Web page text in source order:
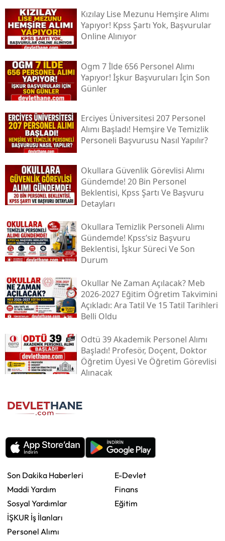
Kızılay Lise Mezunu Hemşire Alımı
Yapıyor! Kpss Şartı Yok, Başvurular
Online Alınıyor
Ogm 7 İlde 656 Personel Alımı
Yapıyor! İşkur Başvuruları İçin Son
Günler
Erciyes Üniversitesi 207 Personel
Alımı Başladı! Hemşire Ve Temizlik
Personeli Başvurusu Nasıl Yapılır?
Okullara Güvenlik Görevlisi Alımı
Gündemde! 20 Bin Personel
Beklentisi, Kpss Şartı Ve Başvuru
Detayları
Okullara Temizlik Personeli Alımı
Gündemde! Kpss’siz Başvuru
Beklentisi, İşkur Süreci Ve Son
Durum
Okullar Ne Zaman Açılacak? Meb
2026-2027 Eğitim Öğretim Takvimini
Açıkladı: Ara Tatil Ve 15 Tatil Tarihleri
Belli Oldu
Odtü 39 Akademik Personel Alımı
Başladı! Profesör, Doçent, Doktor
Öğretim Üyesi Ve Öğretim Görevlisi
Alınacak
Son Dakika Haberleri
Maddi Yardım
Sosyal Yardımlar
İŞKUR İş İlanları
Personel Alımı
E-Devlet
Finans
Eğitim